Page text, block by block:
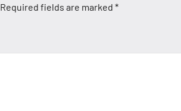
Required fields are marked *